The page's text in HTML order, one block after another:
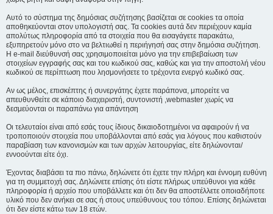
Αυτό το σύστημα της δημόσιας συζήτησης βασίζεται σε cookies τα οποία
αποθηκεύονται στον υπολογιστή σας. Τα cookies αυτά δεν περιέχουν καμία
απολύτως πληροφορία από τα στοιχεία που θα εισαγάγετε παρακάτω,
εξυπηρετούν μόνο στο να βελτιωθεί η περιήγησή σας στην δημόσια συζήτηση.
Η e-mail διεύθυνσή σας χρησιμοποιείται μόνο για την επιβεβαίωση των
στοιχείων εγγραφής σας και του κωδικού σας, καθώς και για την αποστολή νέου
κωδικού σε περίπτωση που λησμονήσετε το τρέχοντα ενεργό κωδικό σας.
Αν ως μέλος, επισκέπτης ή συνεργάτης έχετε παράπονα, μπορείτε να
απευθυνθείτε σε κάποιο διαχειριστή, συντονιστή ,webmaster χωρίς να
δεσμεύονται οι παραπάνω για απάντηση
Οι τελευταίοι είναι από εσάς τους ίδιους δικαιοδοτημένοι να αφαιρούν ή να
τροποποιούν στοιχεία που υποβάλλονται από εσάς για λόγους που καθιστούν
παραβίαση των κανονισμών και των αρχών λειτουργίας, είτε δηλώνονται/
εννοούνται είτε όχι.
Έχοντας διαβάσει τα πιο πάνω, δηλώνετε ότι έχετε την πλήρη και έννομη ευθύνη
για τη συμμετοχή σας. Δηλώνετε επίσης ότι είστε πλήρως υπεύθυνοι για κάθε
πληροφορία ή αρχείο που υποβάλλετε και ότι δεν θα αποστέλλετε οποιαδήποτε
υλικό που δεν ανήκει σε σας ή στους υπεύθυνους του τόπου. Επίσης δηλώνεται
ότι δεν είστε κάτω των 18 ετών.